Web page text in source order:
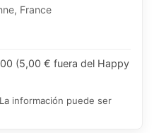
France
(5,00 € fuera del Happy
información puede ser